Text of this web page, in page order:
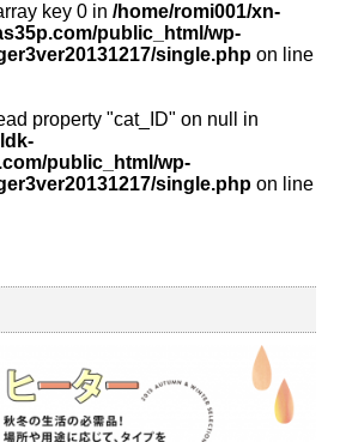
key 0 in /home/romi001/xn-
public_html/wp-
single.php on line
property "cat_ID" on null in
public_html/wp-
single.php on line